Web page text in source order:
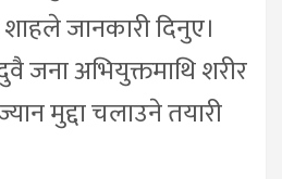
जानकारी दिनुए।
जना अभियुक्तमाथि शरीर
मुद्दा चलाउने तयारी